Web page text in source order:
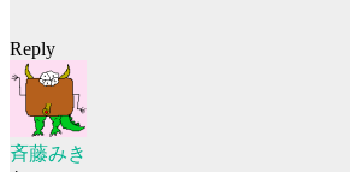
Reply
斉藤みき